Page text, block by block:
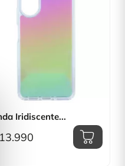
Vista rápida
Iridiscente...
13.990